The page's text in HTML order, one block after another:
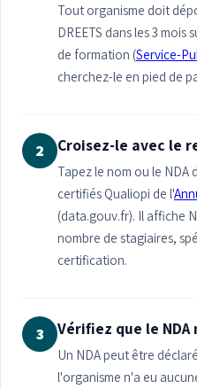
Tout organisme doit
DREETS dans les 3
de formation (Service-
cherchez-le en pied de
2 Croisez-le avec le
Tapez le nom ou le NDA
certifiés Qualiopi de l'
(data.gouv.fr). Il affiche
nombre de stagiaires,
certification.
3 Vérifiez que le
Un NDA peut être
l'organisme n'a eu